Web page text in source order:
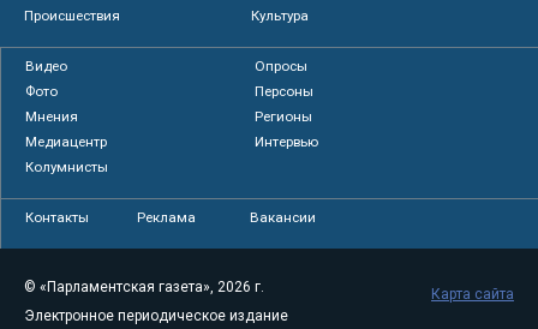
Происшествия
Культура
Видео
Опросы
Фото
Персоны
Мнения
Регионы
Медиацентр
Интервью
Колумнисты
Контакты Реклама Вакансии
© «Парламентская газета», 2026 г.
Электронное периодическое издание
Карта сайта